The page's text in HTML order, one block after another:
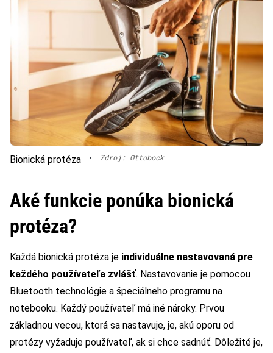
Bionická protéza • Zdroj: Ottobock
Aké funkcie ponúka bionická
protéza?
Každá bionická protéza je individuálne nastavovaná pre
každého používateľa zvlášť. Nastavovanie je pomocou
Bluetooth technológie a špeciálneho programu na
notebooku. Každý používateľ má iné nároky. Prvou
základnou vecou, ktorá sa nastavuje, je, akú oporu od
protézy vyžaduje používateľ, ak si chce sadnúť. Dôležité je,